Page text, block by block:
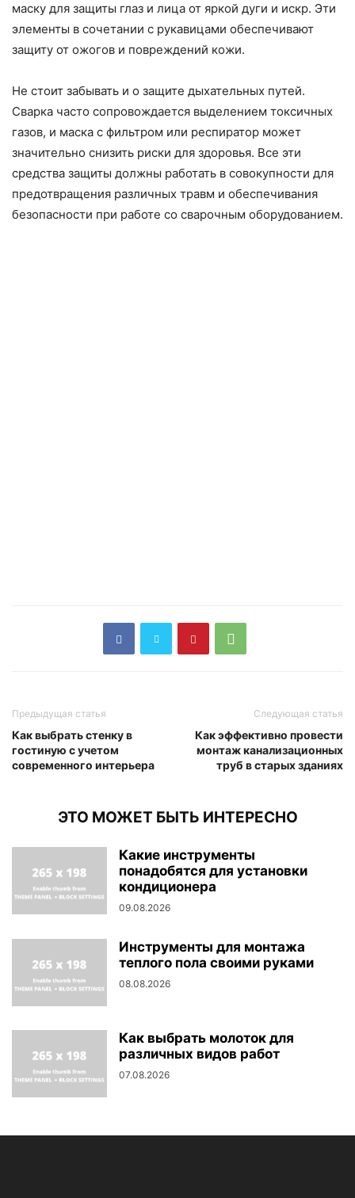
маску для защиты глаз и лица от яркой дуги и искр. Эти
элементы в сочетании с рукавицами обеспечивают
защиту от ожогов и повреждений кожи.
Не стоит забывать и о защите дыхательных путей.
Сварка часто сопровождается выделением токсичных
газов, и маска с фильтром или респиратор может
значительно снизить риски для здоровья. Все эти
средства защиты должны работать в совокупности для
предотвращения различных травм и обеспечивания
безопасности при работе со сварочным оборудованием.
Предыдущая статья
Как выбрать стенку в
гостиную с учетом
современного интерьера
Следующая статья
Как эффективно провести
монтаж канализационных
труб в старых зданиях
ЭТО МОЖЕТ БЫТЬ ИНТЕРЕСНО
Какие инструменты
понадобятся для установки
кондиционера
09.08.2026
Инструменты для монтажа
теплого пола своими руками
08.08.2026
Как выбрать молоток для
различных видов работ
07.08.2026